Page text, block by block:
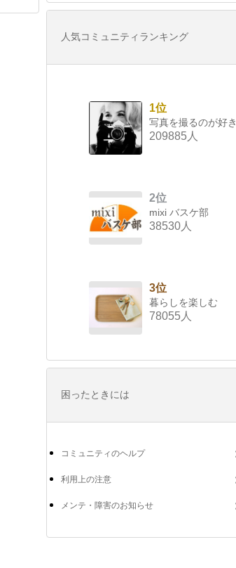
人気コミュニティランキング
1位
写真を撮るのが好き
209885人
2位
mixi バスケ部
38530人
3位
暮らしを楽しむ
78055人
困ったときには
コミュニティのヘルプ
利用上の注意
メンテ・障害のお知らせ